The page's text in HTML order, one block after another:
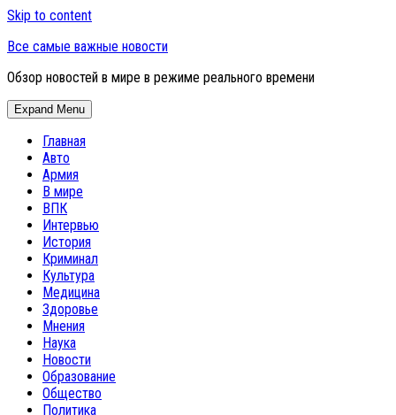
Skip to content
Все самые важные новости
Обзор новостей в мире в режиме реального времени
Expand Menu
Главная
Авто
Армия
В мире
ВПК
Интервью
История
Криминал
Культура
Медицина
Здоровье
Мнения
Наука
Новости
Образование
Общество
Политика